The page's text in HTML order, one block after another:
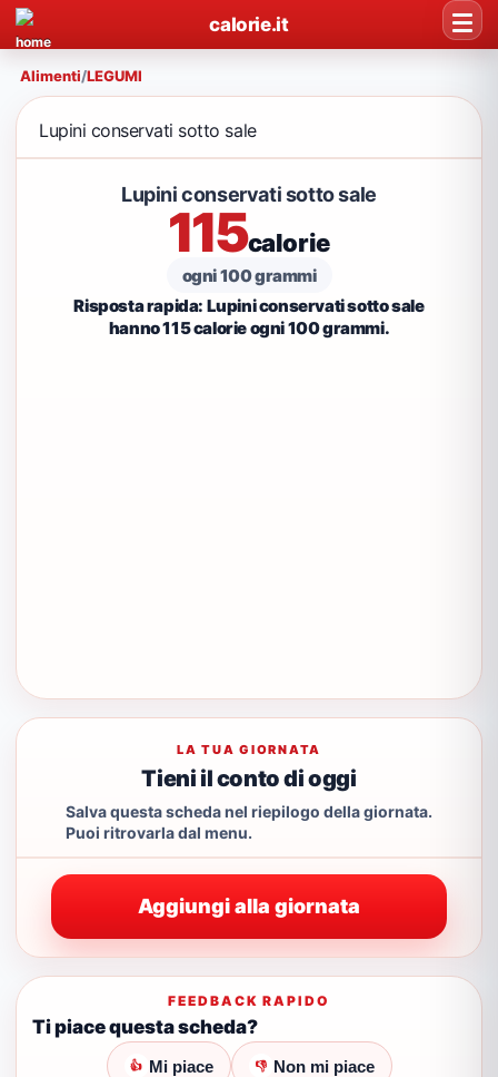
calorie.it
Alimenti/LEGUMI
Lupini conservati sotto sale
Lupini conservati sotto sale
115calorie
ogni 100 grammi
Risposta rapida: Lupini conservati sotto sale
hanno 115 calorie ogni 100 grammi.
LA TUA GIORNATA
Tieni il conto di oggi
Salva questa scheda nel riepilogo della giornata.
Puoi ritrovarla dal menu.
Aggiungi alla giornata
FEEDBACK RAPIDO
Ti piace questa scheda?
👍 Mi piace 👎 Non mi piace